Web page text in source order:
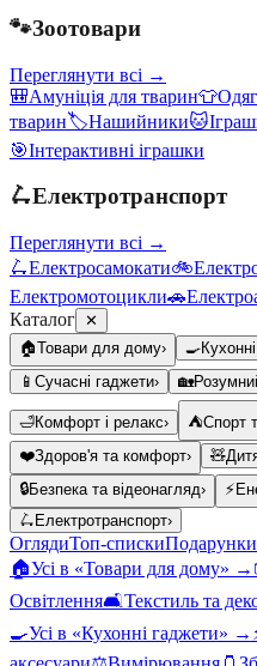
🐾Зоотовари
Переглянути всі →
🎒Амуніція для тварин👕
тварин🏷️Нашийники🐱
🎯Інтерактивні іграшки
🛴Електротранспорт
Переглянути всі →
🛴Електросамокати🚲
Електромотоцикли🚗
Каталог ✕
🏠Товари для дому› 🍳
📱 Сучасні гаджети› 🏡
🛁Комфорт і релакс› ⛺Спорт
❤️Здоров'я та комфорт› 🧸
🔒Безпека та відеонагляд› ⚡
🛴 Електротранспорт›
ОглядиТоп-спискиПодарунки
🏠Усі в «Товари для дому» →
Освітлення🛋️Текстиль та
🍳Усі в «Кухонні гаджети» →